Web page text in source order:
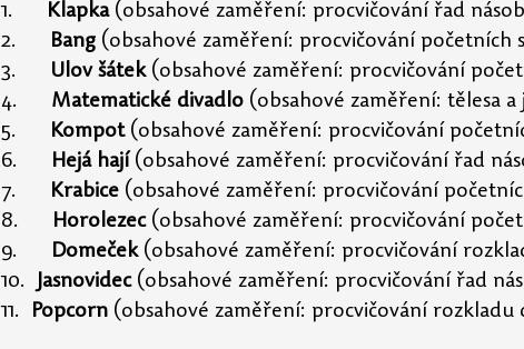
1.
Klapka (obsahové zaměření: procvičování řad
2.
Bang (obsahové zaměření: procvičování početních
3.
Ulov šátek (obsahové zaměření: procvičování
4. Matematické divadlo (obsahové zaměření: tělesa a
5.
Kompot (obsahové zaměření: procvičování
6.
Hejá hají (obsahové zaměření: procvičování řad
7.
Krabice (obsahové zaměření: procvičování
8.
Horolezec (obsahové zaměření: procvičování
9.
Domeček (obsahové zaměření: procvičování
10.
Jasnovidec (obsahové zaměření: procvičování řad
11.
Popcorn (obsahové zaměření: procvičování rozkladu